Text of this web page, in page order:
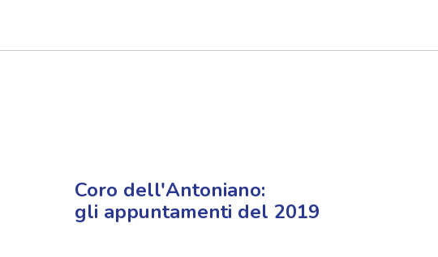
Coro dell'Antoniano:
gli appuntamenti del 2019